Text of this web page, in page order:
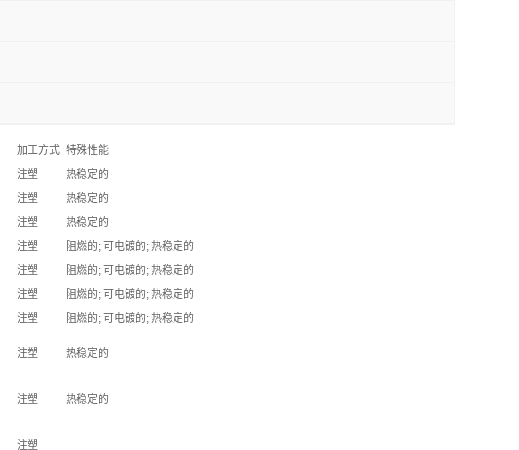
加工方式 特殊性能
注塑
热稳定的
注塑
热稳定的
注塑
热稳定的
注塑
阻燃的; 可电镀的; 热稳定的
注塑
阻燃的; 可电镀的; 热稳定的
注塑
阻燃的; 可电镀的; 热稳定的
注塑 阻燃的; 可电镀的; 热稳定的
注塑 热稳定的
注塑 热稳定的
注塑